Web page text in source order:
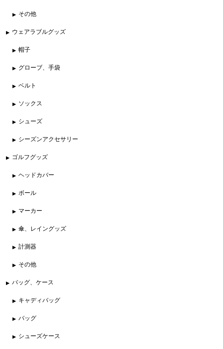
その他
ウェアラブルグッズ
帽子
グローブ、手袋
ベルト
ソックス
シューズ
シーズンアクセサリー
ゴルフグッズ
ヘッドカバー
ボール
マーカー
傘、レイングッズ
計測器
その他
バッグ、ケース
キャディバッグ
バッグ
シューズケース